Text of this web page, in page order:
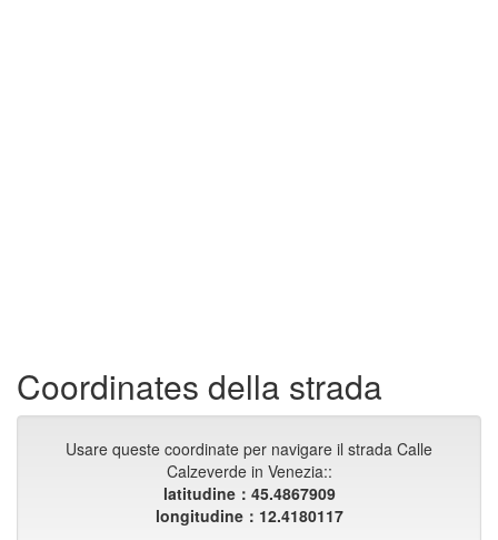
Coordinates della strada
Usare queste coordinate per navigare il strada Calle
Calzeverde in Venezia::
latitudine：45.4867909
longitudine：12.4180117